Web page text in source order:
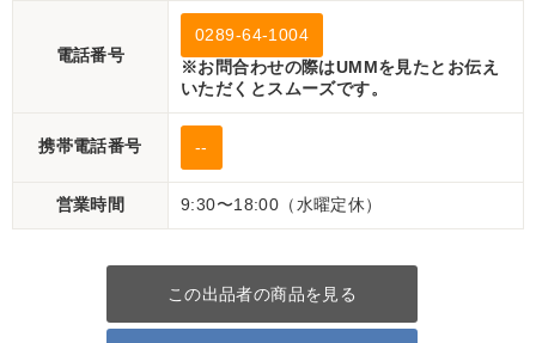
電話番号
0289-64-1004
※お問合わせの際はUMMを見たとお伝え
いただくとスムーズです。
携帯電話番号 --
営業時間 9:30〜18:00（水曜定休）
この出品者の商品を見る